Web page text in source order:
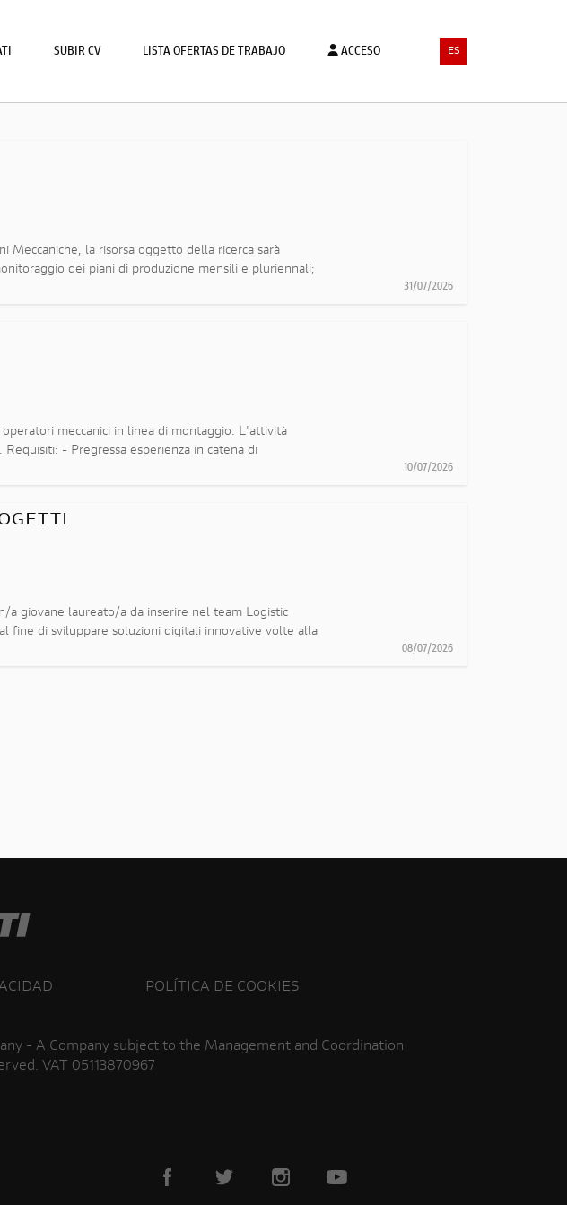
SUBIR CV LISTA OFERTAS DE TRABAJO ACCESO ES
Meccaniche, la risorsa oggetto della ricerca sarà
dei piani di produzione mensili e pluriennali;
31/07/2026
meccanici in linea di montaggio. L'attività
- Pregressa esperienza in catena di
10/07/2026
a giovane laureato/a da inserire nel team Logistic
fine di sviluppare soluzioni digitali innovative volte alla
08/07/2026
POLÍTICA DE COOKIES
- A Company subject to the Management and Coordination
VAT 05113870967